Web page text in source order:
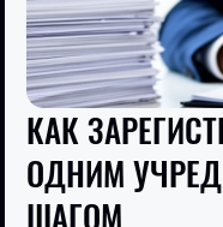
КАК
ОДНИМ
ШАГОМ